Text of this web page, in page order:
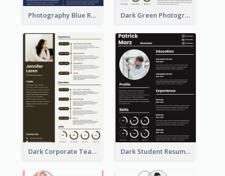
Photography Blue Resume Dark Green Photographer Resume
Dark Corporate Teacher Resume Dark Student Resume